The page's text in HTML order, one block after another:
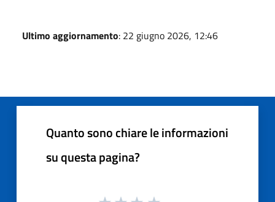
Ultimo aggiornamento: 22 giugno 2026, 12:46
Quanto sono chiare le informazioni
su questa pagina?